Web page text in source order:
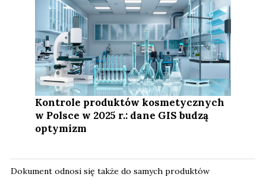
Kontrole produktów kosmetycznych
w Polsce w 2025 r.: dane GIS budzą
optymizm
Dokument odnosi się także do samych produktów